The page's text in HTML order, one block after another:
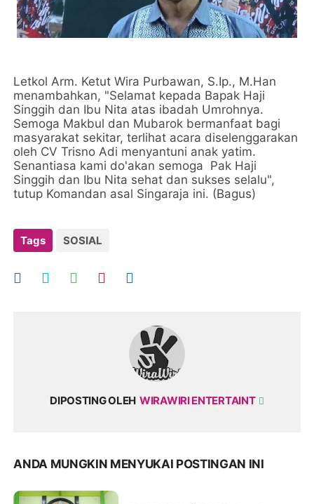
Letkol Arm. Ketut Wira Purbawan, S.Ip., M.Han
menambahkan, "Selamat kepada Bapak Haji
Singgih dan Ibu Nita atas ibadah Umrohnya.
Semoga Makbul dan Mubarok bermanfaat bagi
masyarakat sekitar, terlihat acara diselenggarakan
oleh CV Trisno Adi menyantuni anak yatim.
Senantiasa kami do'akan semoga Pak Haji
Singgih dan Ibu Nita sehat dan sukses selalu",
tutup Komandan asal Singaraja ini. (Bagus)
Tags SOSIAL
DIPOSTING OLEH WIRAWIRI ENTERTAINT
ANDA MUNGKIN MENYUKAI POSTINGAN INI